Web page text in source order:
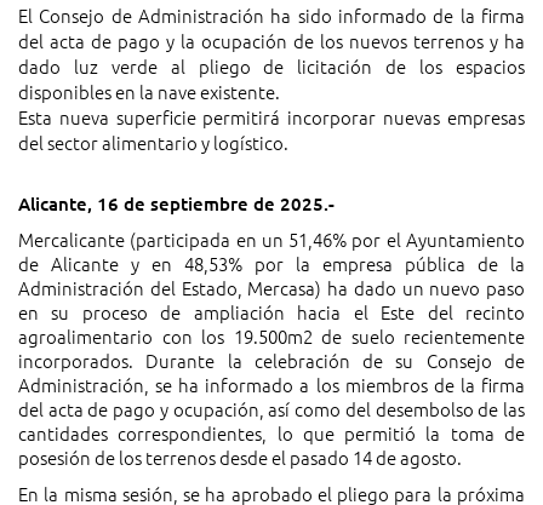
El Consejo de Administración ha sido informado de la firma
del acta de pago y la ocupación de los nuevos terrenos y ha
dado luz verde al pliego de licitación de los espacios
disponibles en la nave existente.
Esta nueva superficie permitirá incorporar nuevas empresas
del sector alimentario y logístico.
Alicante, 16 de septiembre de 2025.-
Mercalicante (participada en un 51,46% por el Ayuntamiento
de Alicante y en 48,53% por la empresa pública de la
Administración del Estado, Mercasa) ha dado un nuevo paso
en su proceso de ampliación hacia el Este del recinto
agroalimentario con los 19.500m2 de suelo recientemente
incorporados. Durante la celebración de su Consejo de
Administración, se ha informado a los miembros de la firma
del acta de pago y ocupación, así como del desembolso de las
cantidades correspondientes, lo que permitió la toma de
posesión de los terrenos desde el pasado 14 de agosto.
En la misma sesión, se ha aprobado el pliego para la próxima